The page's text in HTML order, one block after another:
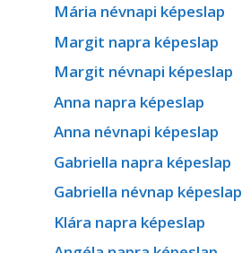
Mária névnapi képeslap
Margit napra képeslap
Margit névnapi képeslap
Anna napra képeslap
Anna névnapi képeslap
Gabriella napra képeslap
Gabriella névnap képeslap
Klára napra képeslap